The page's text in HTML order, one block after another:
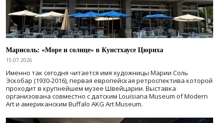
Марисоль: «Море и солнце» в Кунстхаусе Цюриха
15.07.2026
Именно так сегодня читается имя художницы Марии Соль
Эскобар (1930-2016), первая европейская ретроспектива которой
проходит в крупнейшем музее Швейцарии. Выставка
организована совместно с датским Louisiana Museum of Modern
Art и американским Buffalo AKG Art Museum.